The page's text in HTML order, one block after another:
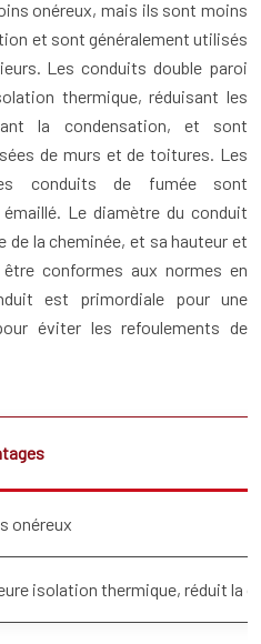
onéreux, mais ils sont moins
et sont généralement utilisés
Les conduits double paroi
thermique, réduisant les
la condensation, et sont
de murs et de toitures. Les
conduits de fumée sont
émaillé. Le diamètre du conduit
la cheminée, et sa hauteur et
conformes aux normes en
est primordiale pour une
éviter les refoulements de
onéreux
isolation thermique, réduit la